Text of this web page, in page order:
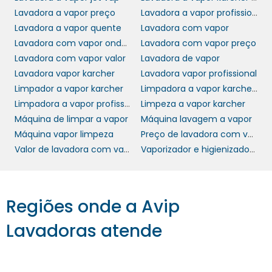
Quando se trata de custos, alavadora a
vapor pode parecer um investimento
significativo inicialmente, mas os benefícios a
longo prazo superam esse custo. A
capacidade de realizar limpezas profundas
reduz a necessidade de produtos químicos,
economizando dinheiro em suprimentos.
Além disso, a durabilidade do equipamento e
a eficiência do vapor podem reduzir a
Um estudo de caso recente revelou que
empresas que adotaram a limpeza a vapor
Lavadora a vapor preço
Lavadora a vapor profissional
Lavadora a vapor quente
Lavadora com vapor
Lavadora com vapor onde comprar
Lavadora com vapor preço
Lavadora com vapor valor
Lavadora de vapor
Lavadora vapor karcher
Lavadora vapor profissional
Limpador a vapor karcher
Limpadora a vapor karcher sc2500c
Limpadora a vapor profissional
Limpeza a vapor karcher
Máquina de limpar a vapor
Máquina lavagem a vapor
Máquina vapor limpeza
Preço de lavadora com vapor
Valor de lavadora com vapor
Vaporizador e higienizador karcher
Regiões onde a Avip
Lavadoras atende